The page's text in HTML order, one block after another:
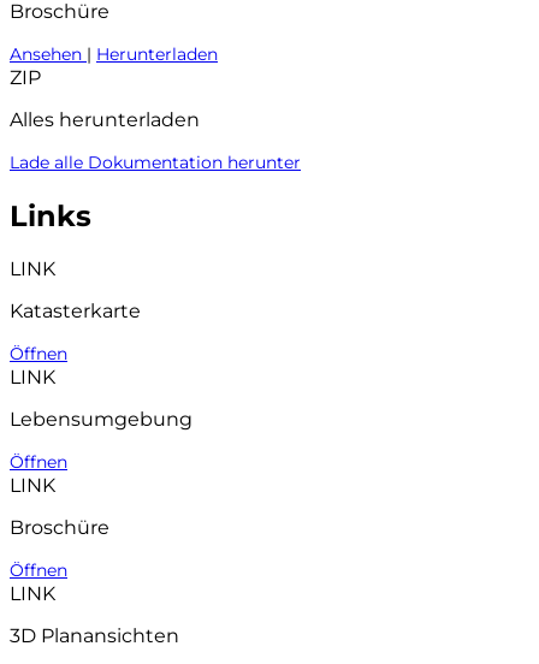
Broschüre
Ansehen | Herunterladen
ZIP
Alles herunterladen
Lade alle Dokumentation herunter
Links
LINK
Katasterkarte
Öffnen
LINK
Lebensumgebung
Öffnen
LINK
Broschüre
Öffnen
LINK
3D Planansichten